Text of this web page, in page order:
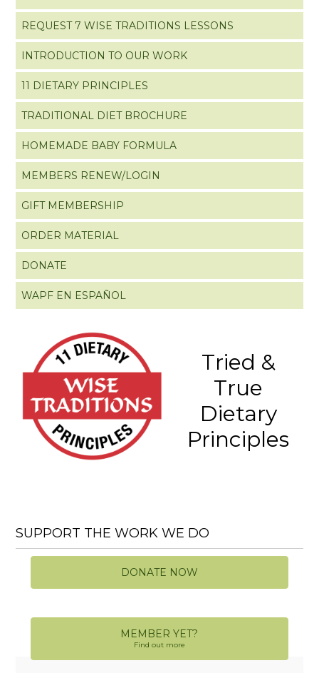
REQUEST 7 WISE TRADITIONS LESSONS
INTRODUCTION TO OUR WORK
11 DIETARY PRINCIPLES
TRADITIONAL DIET BROCHURE
HOMEMADE BABY FORMULA
MEMBERS RENEW/LOGIN
GIFT MEMBERSHIP
ORDER MATERIAL
DONATE
WAPF EN ESPAÑOL
Tried &
True
Dietary
Principles
SUPPORT THE WORK WE DO
DONATE NOW
MEMBER YET?
Find out more